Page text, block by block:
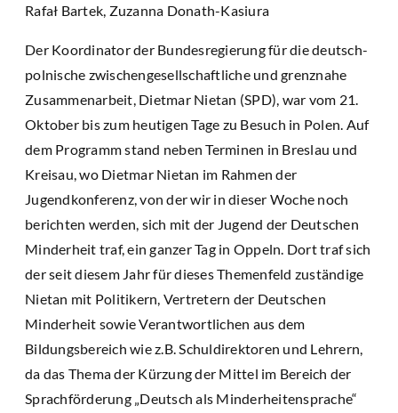
Rafał Bartek, Zuzanna Donath-Kasiura
Der Koordinator der Bundesregierung für die deutsch-
polnische zwischengesellschaftliche und grenznahe
Zusammenarbeit, Dietmar Nietan (SPD), war vom 21.
Oktober bis zum heutigen Tage zu Besuch in Polen. Auf
dem Programm stand neben Terminen in Breslau und
Kreisau, wo Dietmar Nietan im Rahmen der
Jugendkonferenz, von der wir in dieser Woche noch
berichten werden, sich mit der Jugend der Deutschen
Minderheit traf, ein ganzer Tag in Oppeln. Dort traf sich
der seit diesem Jahr für dieses Themenfeld zuständige
Nietan mit Politikern, Vertretern der Deutschen
Minderheit sowie Verantwortlichen aus dem
Bildungsbereich wie z.B. Schuldirektoren und Lehrern,
da das Thema der Kürzung der Mittel im Bereich der
Sprachförderung „Deutsch als Minderheitensprache“